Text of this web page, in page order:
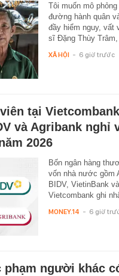
Tôi muốn mô
đường hành quân
đầy hiểm nguy, vất
sĩ Đặng Thùy
XÃ HỘI - 6 giờ trước
tại
và Agribank nghỉ
2026
Bốn ngân hàng
vốn nhà nước gồm
BIDV, VietinBank và
Vietcombank ghi
MONEY.14 - 6 giờ
phạm người khác